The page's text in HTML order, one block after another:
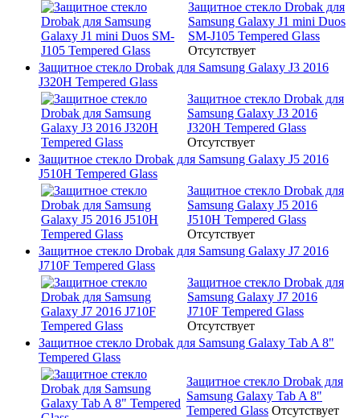
Защитное стекло Drobak для
Samsung Galaxy J1 mini Duos
SM-J105 Tempered Glass
Отсутствует
Защитное стекло Drobak для Samsung Galaxy J3 2016
J320H Tempered Glass
Защитное стекло Drobak для
Samsung Galaxy J3 2016
J320H Tempered Glass
Отсутствует
Защитное стекло Drobak для Samsung Galaxy J5 2016
J510H Tempered Glass
Защитное стекло Drobak для
Samsung Galaxy J5 2016
J510H Tempered Glass
Отсутствует
Защитное стекло Drobak для Samsung Galaxy J7 2016
J710F Tempered Glass
Защитное стекло Drobak для
Samsung Galaxy J7 2016
J710F Tempered Glass
Отсутствует
Защитное стекло Drobak для Samsung Galaxy Tab A 8"
Tempered Glass
Защитное стекло Drobak для
Samsung Galaxy Tab A 8"
Tempered Glass Отсутствует